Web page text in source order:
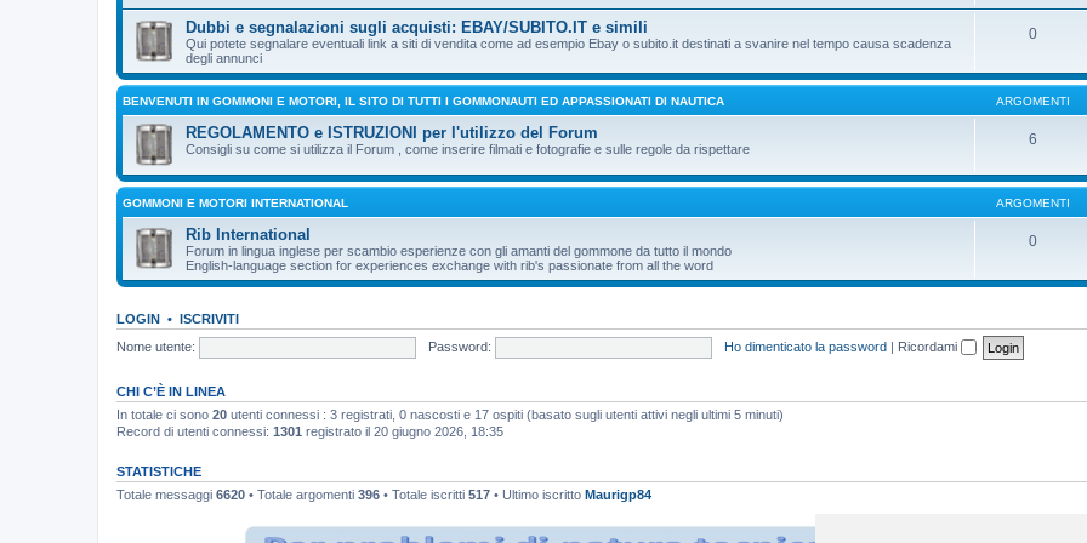
Dubbi e segnalazioni sugli acquisti: EBAY/SUBITO.IT e simili
Qui potete segnalare eventuali link a siti di vendita come ad esempio Ebay o subito.it destinati a svanire nel tempo causa scadenza
degli annunci
0
BENVENUTI IN GOMMONI E MOTORI, IL SITO DI TUTTI I GOMMONAUTI ED APPASSIONATI DI NAUTICA ARGOMENTI
REGOLAMENTO e ISTRUZIONI per l'utilizzo del Forum
Consigli su come si utilizza il Forum , come inserire filmati e fotografie e sulle regole da rispettare
6
GOMMONI E MOTORI INTERNATIONAL ARGOMENTI
Rib International
Forum in lingua inglese per scambio esperienze con gli amanti del gommone da tutto il mondo
English-language section for experiences exchange with rib's passionate from all the word
0
LOGIN • ISCRIVITI
Nome utente:
Password: Ho dimenticato la password | Ricordami
CHI C’È IN LINEA
In totale ci sono 20 utenti connessi : 3 registrati, 0 nascosti e 17 ospiti (basato sugli utenti attivi negli ultimi 5 minuti)
Record di utenti connessi: 1301 registrato il 20 giugno 2026, 18:35
STATISTICHE
Totale messaggi 6620 • Totale argomenti 396 • Totale iscritti 517 • Ultimo iscritto Maurigp84